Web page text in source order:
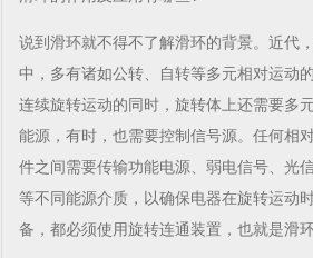
说到滑环就不得不了解滑环的背景。近代
中，多有诸如公转、自转等多元相对运动
连续旋转运动的同时，旋转体上还需要多
能源，有时，也需要控制信号源。任何相
件之间需要传输功能电源、弱电信号、光
等不同能源介质，以确保电器在旋转运动
备，都必须使用旋转连通装置，也就是滑环